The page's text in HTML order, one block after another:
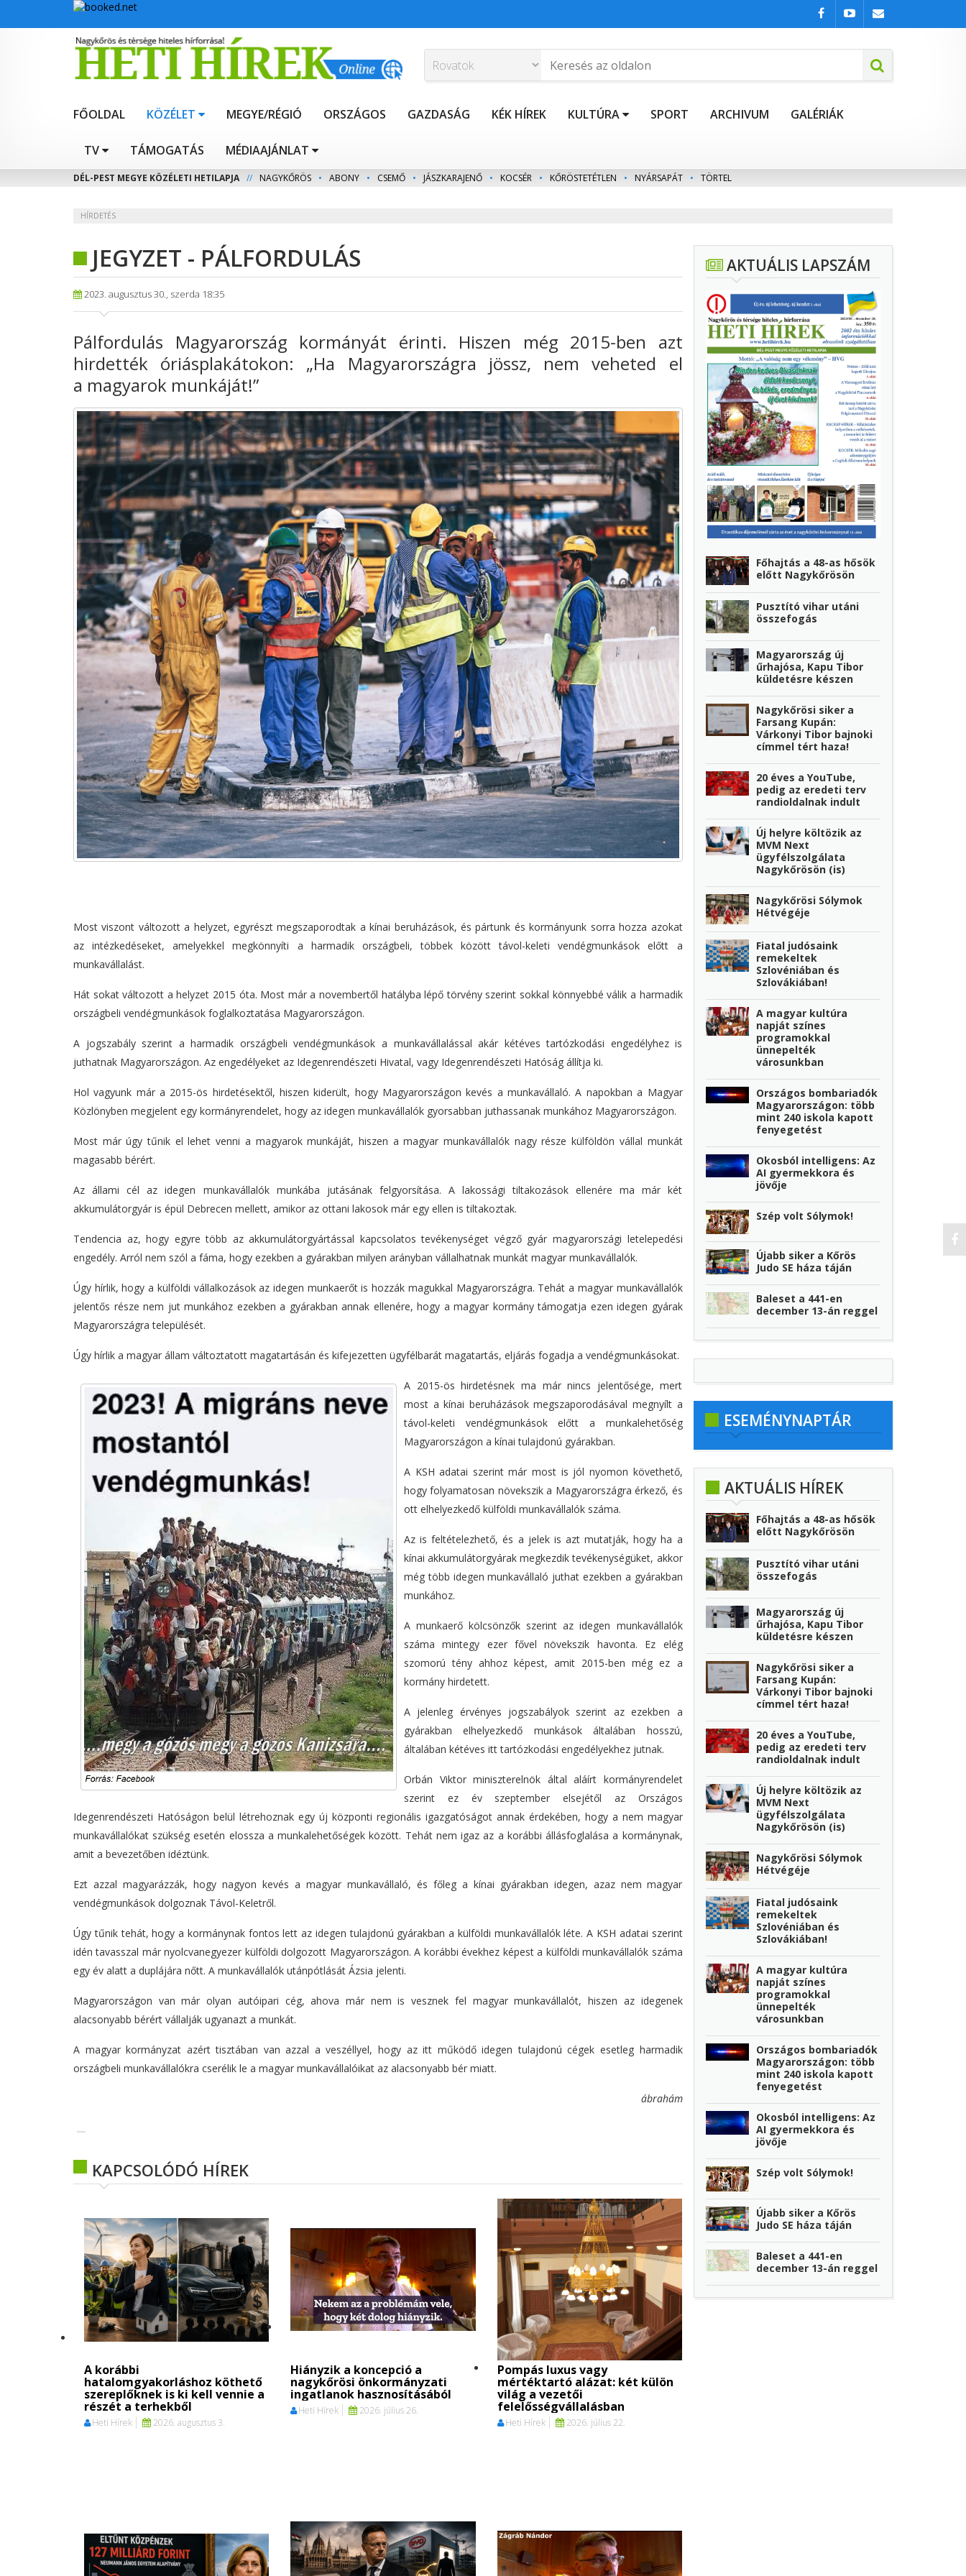
FŐOLDAL KÖZÉLET MEGYE/RÉGIÓ ORSZÁGOS GAZDASÁG KÉK HÍREK KULTÚRA SPORT ARCHIVUM GALÉRIÁK
TV TÁMOGATÁS MÉDIAAJÁNLAT
DÉL-PEST MEGYE KÖZÉLETI HETILAPJA // NAGYKŐRÖS • ABONY • CSEMŐ • JÁSZKARAJENŐ • KOCSÉR • KŐRÖSTETÉTLEN • NYÁRSAPÁT • TÖRTEL
HÍRDETÉS
JEGYZET - PÁLFORDULÁS
2023. augusztus 30., szerda 18:35
Pálfordulás Magyarország kormányát érinti. Hiszen még 2015-ben azt
hirdették óriásplakátokon: „Ha Magyarországra jössz, nem veheted el
a magyarok munkáját!”
Most viszont változott a helyzet, egyrészt megszaporodtak a kínai beruházások, és pártunk és kormányunk sorra hozza azokat
az intézkedéseket, amelyekkel megkönnyíti a harmadik országbeli, többek között távol-keleti vendégmunkások előtt a
munkavállalást.
Hát sokat változott a helyzet 2015 óta. Most már a novembertől hatályba lépő törvény szerint sokkal könnyebbé válik a harmadik
országbeli vendégmunkások foglalkoztatása Magyarországon.
A jogszabály szerint a harmadik országbeli vendégmunkások a munkavállalással akár kétéves tartózkodási engedélyhez is
juthatnak Magyarországon. Az engedélyeket az Idegenrendészeti Hivatal, vagy Idegenrendészeti Hatóság állítja ki.
Hol vagyunk már a 2015-ös hirdetésektől, hiszen kiderült, hogy Magyarországon kevés a munkavállaló. A napokban a Magyar
Közlönyben megjelent egy kormányrendelet, hogy az idegen munkavállalók gyorsabban juthassanak munkához Magyarországon.
Most már úgy tűnik el lehet venni a magyarok munkáját, hiszen a magyar munkavállalók nagy része külföldön vállal munkát
magasabb bérért.
Az állami cél az idegen munkavállalók munkába jutásának felgyorsítása. A lakossági tiltakozások ellenére ma már két
akkumulátorgyár is épül Debrecen mellett, amikor az ottani lakosok már egy ellen is tiltakoztak.
Tendencia az, hogy egyre több az akkumulátorgyártással kapcsolatos tevékenységet végző gyár magyarországi letelepedési
engedély. Arról nem szól a fáma, hogy ezekben a gyárakban milyen arányban vállalhatnak munkát magyar munkavállalók.
Úgy hírlik, hogy a külföldi vállalkozások az idegen munkaerőt is hozzák magukkal Magyarországra. Tehát a magyar munkavállalók
jelentős része nem jut munkához ezekben a gyárakban annak ellenére, hogy a magyar kormány támogatja ezen idegen gyárak
Magyarországra települését.
Úgy hírlik a magyar állam változtatott magatartásán és kifejezetten ügyfélbarát magatartás, eljárás fogadja a vendégmunkásokat.
A 2015-ös hirdetésnek ma már nincs jelentősége, mert
most a kínai beruházások megszaporodásával megnyílt a
távol-keleti vendégmunkások előtt a munkalehetőség
Magyarországon a kínai tulajdonú gyárakban.
A KSH adatai szerint már most is jól nyomon követhető,
hogy folyamatosan növekszik a Magyarországra érkező, és
ott elhelyezkedő külföldi munkavállalók száma.
Az is feltételezhető, és a jelek is azt mutatják, hogy ha a
kínai akkumulátorgyárak megkezdik tevékenységüket, akkor
még több idegen munkavállaló juthat ezekben a gyárakban
munkához.
A munkaerő kölcsönzők szerint az idegen munkavállalók
száma mintegy ezer fővel növekszik havonta. Ez elég
szomorú tény ahhoz képest, amit 2015-ben még ez a
kormány hirdetett.
A jelenleg érvényes jogszabályok szerint az ezekben a
gyárakban elhelyezkedő munkások általában hosszú,
általában kétéves itt tartózkodási engedélyekhez jutnak.
Orbán Viktor miniszterelnök által aláírt kormányrendelet
szerint ez év szeptember elsejétől az Országos
Idegenrendészeti Hatóságon belül létrehoznak egy új központi regionális igazgatóságot annak érdekében, hogy a nem magyar
munkavállalókat szükség esetén elossza a munkalehetőségek között. Tehát nem igaz az a korábbi állásfoglalása a kormánynak,
amit a bevezetőben idéztünk.
Ezt azzal magyarázzák, hogy nagyon kevés a magyar munkavállaló, és főleg a kínai gyárakban idegen, azaz nem magyar
vendégmunkások dolgoznak Távol-Keletről.
Úgy tűnik tehát, hogy a kormánynak fontos lett az idegen tulajdonú gyárakban a külföldi munkavállalók léte. A KSH adatai szerint
idén tavasszal már nyolcvanegyezer külföldi dolgozott Magyarországon. A korábbi évekhez képest a külföldi munkavállalók száma
egy év alatt a duplájára nőtt. A munkavállalók utánpótlását Ázsia jelenti.
Magyarországon van már olyan autóipari cég, ahova már nem is vesznek fel magyar munkavállalót, hiszen az idegenek
alacsonyabb bérért vállalják ugyanazt a munkát.
A magyar kormányzat azért tisztában van azzal a veszéllyel, hogy az itt működő idegen tulajdonú cégek esetleg harmadik
országbeli munkavállalókra cserélik le a magyar munkavállalóikat az alacsonyabb bér miatt.
ábrahám
KAPCSOLÓDÓ HÍREK
A korábbi
hatalomgyakorláshoz köthető
szereplőknek is ki kell vennie a
részét a terhekből
Heti Hírek 2026. augusztus 3.
Hiányzik a koncepció a
nagykőrösi önkormányzati
ingatlanok hasznosításából
Heti Hírek 2026. július 26.
Pompás luxus vagy
mértéktartó alázat: két külön
világ a vezetői
felelősségvállalásban
Heti Hírek 2026. július 22.
AKTUÁLIS LAPSZÁM
Főhajtás a 48-as hősök
előtt Nagykőrösön
Pusztító vihar utáni
összefogás
Magyarország új
űrhajósa, Kapu Tibor
küldetésre készen
Nagykőrösi siker a
Farsang Kupán:
Várkonyi Tibor bajnoki
címmel tért haza!
20 éves a YouTube,
pedig az eredeti terv
randioldalnak indult
Új helyre költözik az
MVM Next
ügyfélszolgálata
Nagykőrösön (is)
Nagykőrösi Sólymok
Hétvégéje
Fiatal judósaink
remekeltek
Szlovéniában és
Szlovákiában!
A magyar kultúra
napját színes
programokkal
ünnepelték
városunkban
Országos bombariadók
Magyarországon: több
mint 240 iskola kapott
fenyegetést
Okosból intelligens: Az
AI gyermekkora és
jövője
Szép volt Sólymok!
Újabb siker a Kőrös
Judo SE háza táján
Baleset a 441-en
december 13-án reggel
ESEMÉNYNAPTÁR
AKTUÁLIS HÍREK
Főhajtás a 48-as hősök
előtt Nagykőrösön
Pusztító vihar utáni
összefogás
Magyarország új
űrhajósa, Kapu Tibor
küldetésre készen
Nagykőrösi siker a
Farsang Kupán:
Várkonyi Tibor bajnoki
címmel tért haza!
20 éves a YouTube,
pedig az eredeti terv
randioldalnak indult
Új helyre költözik az
MVM Next
ügyfélszolgálata
Nagykőrösön (is)
Nagykőrösi Sólymok
Hétvégéje
Fiatal judósaink
remekeltek
Szlovéniában és
Szlovákiában!
A magyar kultúra
napját színes
programokkal
ünnepelték
városunkban
Országos bombariadók
Magyarországon: több
mint 240 iskola kapott
fenyegetést
Okosból intelligens: Az
AI gyermekkora és
jövője
Szép volt Sólymok!
Újabb siker a Kőrös
Judo SE háza táján
Baleset a 441-en
december 13-án reggel